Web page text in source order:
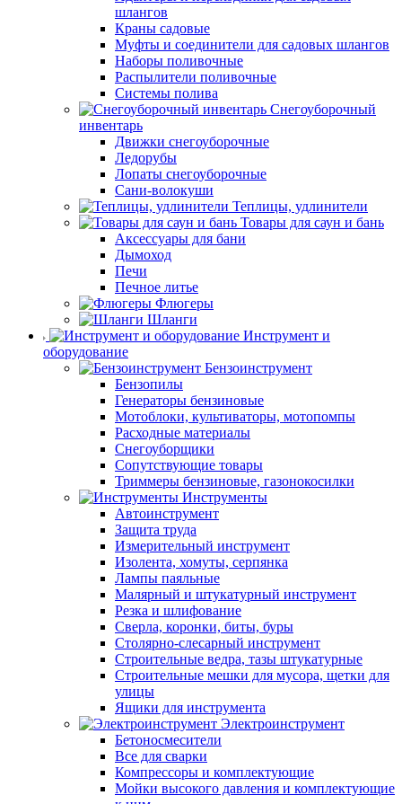
шлангов
Краны садовые
Муфты и соединители для садовых шлангов
Наборы поливочные
Распылители поливочные
Системы полива
Снегоуборочный
инвентарь
Движки снегоуборочные
Ледорубы
Лопаты снегоуборочные
Сани-волокуши
Теплицы, удлинители
Товары для саун и бань
Аксессуары для бани
Дымоход
Печи
Печное литье
Флюгеры
Шланги
Инструмент и
оборудование
Бензоинструмент
Бензопилы
Генераторы бензиновые
Мотоблоки, культиваторы, мотопомпы
Расходные материалы
Снегоуборщики
Сопутствующие товары
Триммеры бензиновые, газонокосилки
Инструменты
Автоинструмент
Защита труда
Измерительный инструмент
Изолента, хомуты, серпянка
Лампы паяльные
Малярный и штукатурный инструмент
Резка и шлифование
Сверла, коронки, биты, буры
Столярно-слесарный инструмент
Строительные ведра, тазы штукатурные
Строительные мешки для мусора, щетки для
улицы
Ящики для инструмента
Электроинструмент
Бетоносмесители
Все для сварки
Компрессоры и комплектующие
Мойки высокого давления и комплектующие